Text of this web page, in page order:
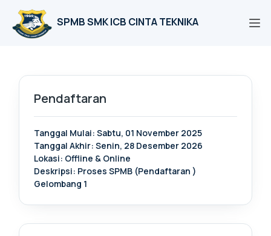
SPMB SMK ICB CINTA TEKNIKA
Pendaftaran
Tanggal Mulai: Sabtu, 01 November 2025
Tanggal Akhir: Senin, 28 Desember 2026
Lokasi: Offline & Online
Deskripsi: Proses SPMB (Pendaftaran )
Gelombang 1